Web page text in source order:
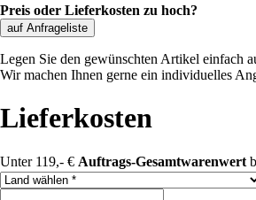
Preis oder Lieferkosten zu hoch?
auf Anfrageliste
Legen Sie den gewünschten Artikel einfach
Wir machen Ihnen gerne ein individuelles
Lieferkosten
Unter 119,- € Auftrags-Gesamtwarenwert
Land auswählen